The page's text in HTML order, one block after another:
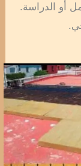
أو الدراسة.